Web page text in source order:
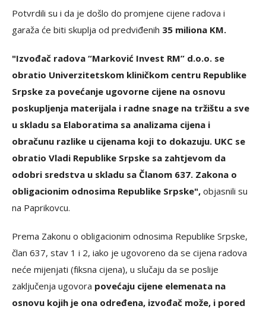
Potvrdili su i da je došlo do promjene cijene radova i
garaža će biti skuplja od predviđenih 35 miliona KM.
"Izvođač radova “Marković Invest RM” d.o.o. se
obratio Univerzitetskom kliničkom centru Republike
Srpske za povećanje ugovorne cijene na osnovu
poskupljenja materijala i radne snage na tržištu a sve
u skladu sa Elaboratima sa analizama cijena i
obračunu razlike u cijenama koji to dokazuju. UKC se
obratio Vladi Republike Srpske sa zahtjevom da
odobri sredstva u skladu sa Članom 637. Zakona o
obligacionim odnosima Republike Srpske", objasnili su
na Paprikovcu.
Prema Zakonu o obligacionim odnosima Republike Srpske,
član 637, stav 1 i 2, iako je ugovoreno da se cijena radova
neće mijenjati (fiksna cijena), u slučaju da se poslije
zaključenja ugovora povećaju cijene elemenata na
osnovu kojih je ona određena, izvođač može, i pored